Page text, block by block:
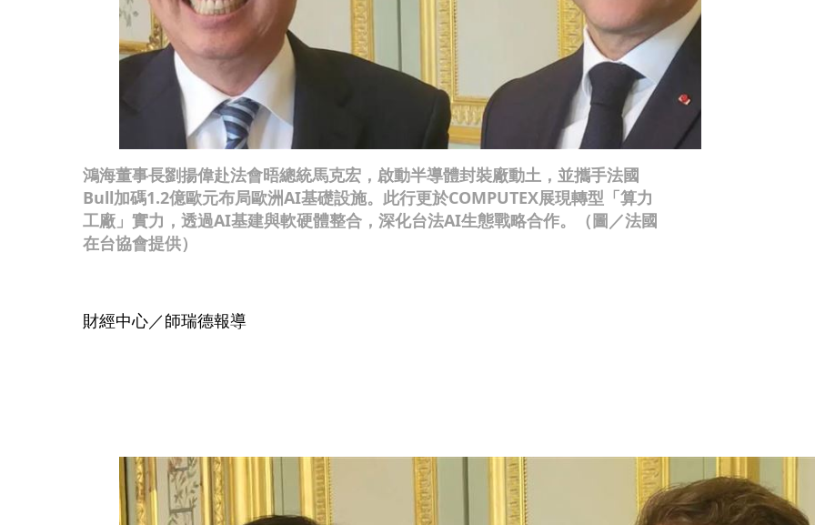
鴻海董事長劉揚偉赴法會晤總統馬克宏，啟動半導體封裝廠動土，並攜手法國
Bull加碼1.2億歐元布局歐洲AI基礎設施。此行更於COMPUTEX展現轉型「算力
工廠」實力，透過AI基建與軟硬體整合，深化台法AI生態戰略合作。（圖／法國
在台協會提供）
財經中心／師瑞德報導